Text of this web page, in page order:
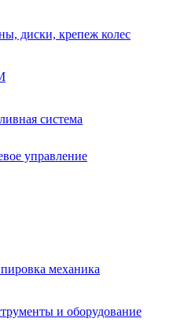
диски, крепеж колес
система
управление
механика
и оборудование